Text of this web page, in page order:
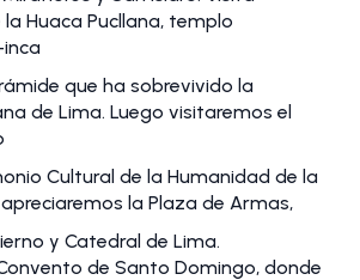
Huaca Pucllana, templo
que ha sobrevivido la
de Lima. Luego visitaremos el
Cultural de la Humanidad de la
la Plaza de Armas,
y Catedral de Lima.
de Santo Domingo, donde